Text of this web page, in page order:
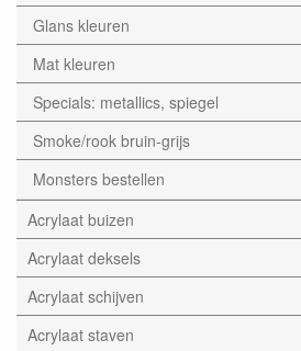
Glans kleuren
Mat kleuren
Specials: metallics, spiegel
Smoke/rook bruin-grijs
Monsters bestellen
Acrylaat buizen
Acrylaat deksels
Acrylaat schijven
Acrylaat staven